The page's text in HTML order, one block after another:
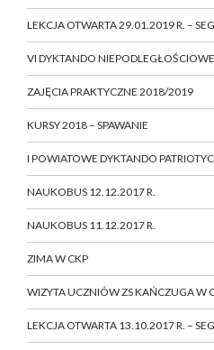
LEKCJA OTWARTA 29.01.2019 R. –
VI DYKTANDO NIEPODLEGŁOŚCIOWE
ZAJĘCIA PRAKTYCZNE 2018/2019
KURSY 2018 – SPAWANIE
I POWIATOWE DYKTANDO
NAUKOBUS 12.12.2017 R.
NAUKOBUS 11.12.2017 R.
ZIMA W CKP
WIZYTA UCZNIÓW ZS KAŃCZUGA W
LEKCJA OTWARTA 13.10.2017 R. –